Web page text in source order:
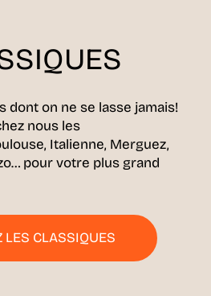
dont on ne se lasse jamais!
nous les
Italienne, Merguez,
pour votre plus grand
LES CLASSIQUES